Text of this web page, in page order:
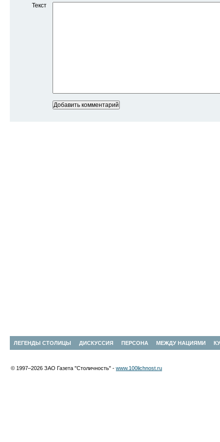
Текст
ЛЕГЕНДЫ СТОЛИЦЫ ДИСКУССИЯ ПЕРСОНА МЕЖДУ НАЦИЯМИ
© 1997–2026 ЗАО Газета "Столичность" - www.100lichnost.ru